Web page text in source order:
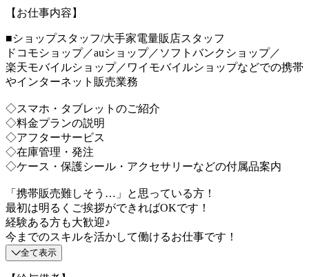
【お仕事内容】
■ショップスタッフ/大手家電量販店スタッフ
ドコモショップ／auショップ／ソフトバンクショップ／
楽天モバイルショップ／ワイモバイルショップなどでの携帯
やインターネット販売業務
◇スマホ・タブレットのご紹介
◇料金プランの説明
◇アフターサービス
◇在庫管理・発注
◇ケース・保護シール・アクセサリーなどの付属品案内
「携帯販売難しそう…」と思っている方！
最初は明るくご挨拶ができればOKです！
経験ある方も大歓迎♪
今までのスキルを活かして働けるお仕事です！
全て表示